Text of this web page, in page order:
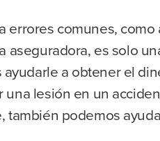
errores comunes,
aseguradora, es solo
a obtener el
lesión en un
también podemos